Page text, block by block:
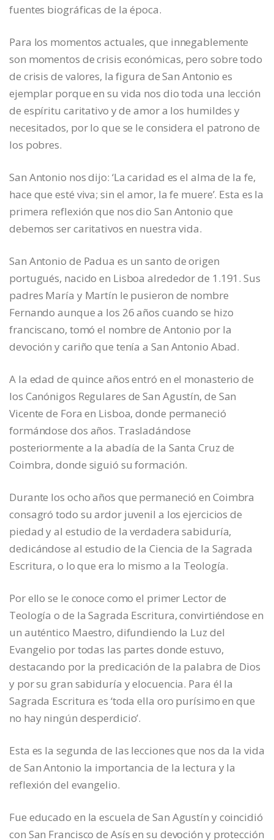
fuentes biográficas de la época.
Para los momentos actuales, que innegablemente
son momentos de crisis económicas, pero sobre todo
de crisis de valores, la figura de San Antonio es
ejemplar porque en su vida nos dio toda una lección
de espíritu caritativo y de amor a los humildes y
necesitados, por lo que se le considera el patrono de
los pobres.
San Antonio nos dijo: ‘La caridad es el alma de la fe,
hace que esté viva; sin el amor, la fe muere’. Esta es la
primera reflexión que nos dio San Antonio que
debemos ser caritativos en nuestra vida.
San Antonio de Padua es un santo de origen
portugués, nacido en Lisboa alrededor de 1.191. Sus
padres María y Martín le pusieron de nombre
Fernando aunque a los 26 años cuando se hizo
franciscano, tomó el nombre de Antonio por la
devoción y cariño que tenía a San Antonio Abad.
A la edad de quince años entró en el monasterio de
los Canónigos Regulares de San Agustín, de San
Vicente de Fora en Lisboa, donde permaneció
formándose dos años. Trasladándose
posteriormente a la abadía de la Santa Cruz de
Coimbra, donde siguió su formación.
Durante los ocho años que permaneció en Coimbra
consagró todo su ardor juvenil a los ejercicios de
piedad y al estudio de la verdadera sabiduría,
dedicándose al estudio de la Ciencia de la Sagrada
Escritura, o lo que era lo mismo a la Teología.
Por ello se le conoce como el primer Lector de
Teología o de la Sagrada Escritura, convirtiéndose en
un auténtico Maestro, difundiendo la Luz del
Evangelio por todas las partes donde estuvo,
destacando por la predicación de la palabra de Dios
y por su gran sabiduría y elocuencia. Para él la
Sagrada Escritura es ‘toda ella oro purísimo en que
no hay ningún desperdicio’.
Esta es la segunda de las lecciones que nos da la vida
de San Antonio la importancia de la lectura y la
reflexión del evangelio.
Fue educado en la escuela de San Agustín y coincidió
con San Francisco de Asís en su devoción y protección